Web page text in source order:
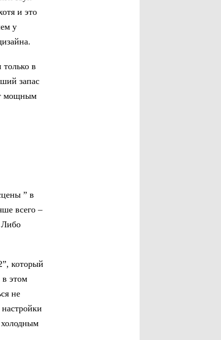
и это
у
в
запас
мощным
” в
всего –
Либо
который
в этом
не